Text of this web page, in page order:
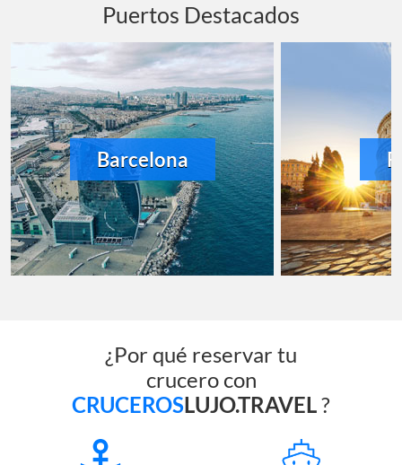
Puertos Destacados
Barcelona
¿Por qué reservar tu
crucero con
CRUCEROSLUJO.TRAVEL?